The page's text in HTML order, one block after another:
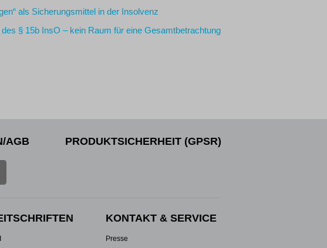
als Sicherungsmittel in der Insolvenz
§ 15b InsO – kein Raum für eine Gesamtbetrachtung
AGB PRODUKTSICHERHEIT (GPSR)
KONTAKT & SERVICE
Presse